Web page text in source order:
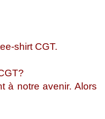
shirt CGT.
à notre avenir. Alors